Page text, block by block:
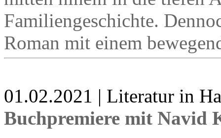
Familiengeschichte.
Roman mit einem
01.02.2021 | Literatur in
Buchpremiere mit Navid